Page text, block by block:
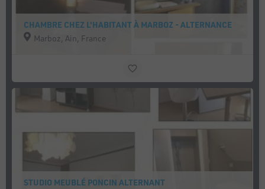
CHAMBRE CHEZ L'HABITANT À MARBOZ - ALTERNANCE
Marboz, Ain, France
STUDIO MEUBLÉ PONCIN ALTERNANT